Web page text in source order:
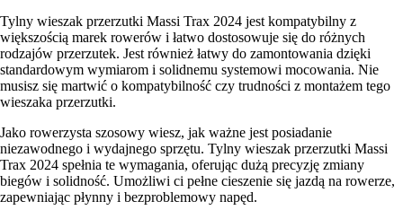
Tylny wieszak przerzutki Massi Trax 2024 jest kompatybilny z
większością marek rowerów i łatwo dostosowuje się do różnych
rodzajów przerzutek. Jest również łatwy do zamontowania dzięki
standardowym wymiarom i solidnemu systemowi mocowania. Nie
musisz się martwić o kompatybilność czy trudności z montażem tego
wieszaka przerzutki.
Jako rowerzysta szosowy wiesz, jak ważne jest posiadanie
niezawodnego i wydajnego sprzętu. Tylny wieszak przerzutki Massi
Trax 2024 spełnia te wymagania, oferując dużą precyzję zmiany
biegów i solidność. Umożliwi ci pełne cieszenie się jazdą na rowerze,
zapewniając płynny i bezproblemowy napęd.